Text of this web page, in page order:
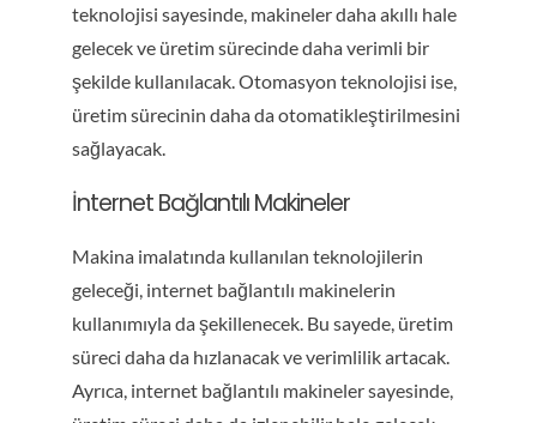
teknolojisi sayesinde, makineler daha akıllı hale
gelecek ve üretim sürecinde daha verimli bir
şekilde kullanılacak. Otomasyon teknolojisi ise,
üretim sürecinin daha da otomatikleştirilmesini
sağlayacak.
İnternet Bağlantılı Makineler
Makina imalatında kullanılan teknolojilerin
geleceği, internet bağlantılı makinelerin
kullanımıyla da şekillenecek. Bu sayede, üretim
süreci daha da hızlanacak ve verimlilik artacak.
Ayrıca, internet bağlantılı makineler sayesinde,